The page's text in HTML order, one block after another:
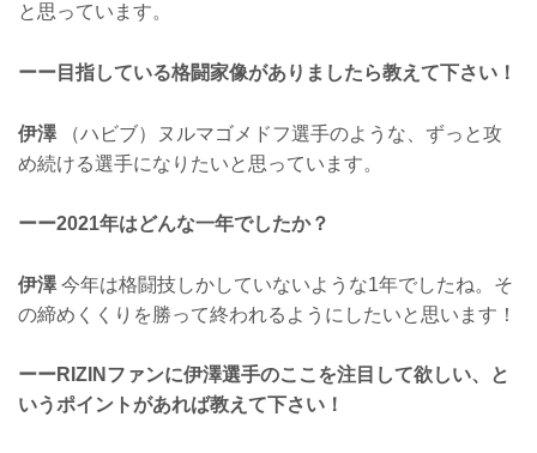
と思っています。
ーー目指している格闘家像がありましたら教えて下さい！
伊澤（ハビブ）ヌルマゴメドフ選手のような、ずっと攻
め続ける選手になりたいと思っています。
ーー2021年はどんな一年でしたか？
伊澤今年は格闘技しかしていないような1年でしたね。そ
の締めくくりを勝って終われるようにしたいと思います！
ーーRIZINファンに伊澤選手のここを注目して欲しい、と
いうポイントがあれば教えて下さい！